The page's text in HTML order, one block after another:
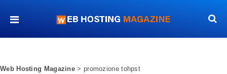
Web Hosting Magazine > promozione tohpst